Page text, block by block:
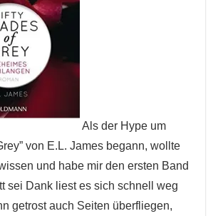
Als der Hype um
von E.L. James begann, wollte
und habe mir den ersten Band
sei Dank liest es sich schnell weg
getrost auch Seiten überfliegen,